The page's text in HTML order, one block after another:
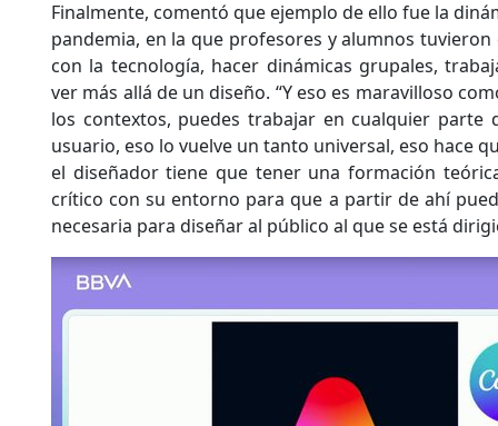
Finalmente, comentó que ejemplo de ello fue la
pandemia, en la que profesores y alumnos
con la tecnología, hacer dinámicas grupales,
ver más allá de un diseño. “Y eso es maravilloso
los contextos, puedes trabajar en cualquier parte
usuario, eso lo vuelve un tanto universal, eso hace
el diseñador tiene que tener una formación
crítico con su entorno para que a partir de ahí
necesaria para diseñar al público al que se está